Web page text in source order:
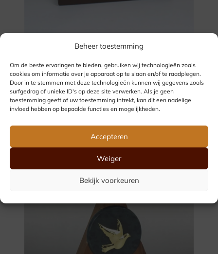
Beheer toestemming
Om de beste ervaringen te bieden, gebruiken wij technologieën zoals
cookies om informatie over je apparaat op te slaan en/of te raadplegen.
Door in te stemmen met deze technologieën kunnen wij gegevens zoals
surfgedrag of unieke ID's op deze site verwerken. Als je geen
toestemming geeft of uw toestemming intrekt, kan dit een nadelige
invloed hebben op bepaalde functies en mogelijkheden.
Accepteren
Weiger
Bekijk voorkeuren
Trofee 27.021
Vanaf € 14